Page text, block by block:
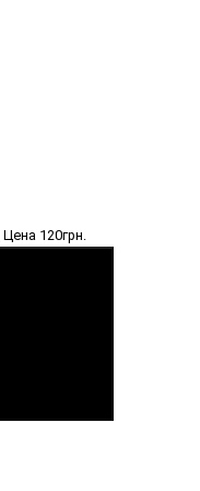
Цена 120грн.